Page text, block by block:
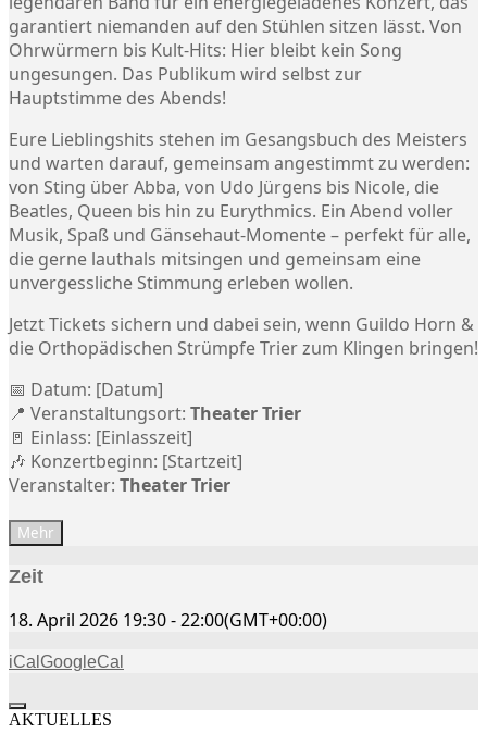
garantiert niemanden auf den Stühlen sitzen lässt. Von
Ohrwürmern bis Kult-Hits: Hier bleibt kein Song
ungesungen. Das Publikum wird selbst zur
Hauptstimme des Abends!
Eure Lieblingshits stehen im Gesangsbuch des Meisters
und warten darauf, gemeinsam angestimmt zu werden:
von Sting über Abba, von Udo Jürgens bis Nicole, die
Beatles, Queen bis hin zu Eurythmics. Ein Abend voller
Musik, Spaß und Gänsehaut-Momente – perfekt für alle,
die gerne lauthals mitsingen und gemeinsam eine
unvergessliche Stimmung erleben wollen.
Jetzt Tickets sichern und dabei sein, wenn Guildo Horn &
die Orthopädischen Strümpfe Trier zum Klingen bringen!
📅 Datum: [Datum]
📍 Veranstaltungsort: Theater Trier
🚪 Einlass: [Einlasszeit]
🎶 Konzertbeginn: [Startzeit]
Veranstalter: Theater Trier
Mehr
Zeit
18. April 2026 19:30-22:00(GMT+00:00)
iCal GoogleCal
AKTUELLES